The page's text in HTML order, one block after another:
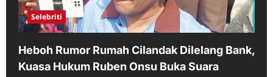
Selebriti
Heboh Rumor Rumah Cilandak Dilelang Bank,
Kuasa Hukum Ruben Onsu Buka Suara